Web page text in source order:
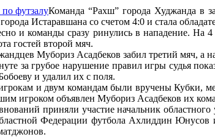
Команда “Рахш” города Худжанда в
Истаравшана со счетом 4:0 и стала
и команды сразу ринулись в нападение.
гостей второй мяч.
Мубориз Асадбеков забил третий мяч, а
за грубое нарушение правил игры судья
и удалил их с поля.
и двум командам были вручены Кубки,
игроком объявлен Мубориз Асадбеков их
приняли участие начальник
Федерации футбола Ахлиддин